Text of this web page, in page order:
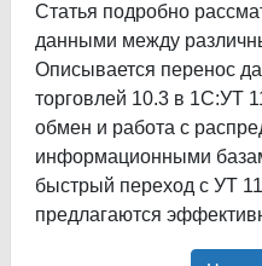
Статья подробно
данными между
Описывается перенос
торговлей 10.3 в 1С:УТ
обмен и работа с
информационными
быстрый переход с УТ
предлагаются